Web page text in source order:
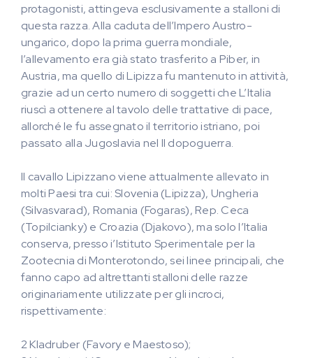
protagonisti, attingeva esclusivamente a stalloni di
questa razza. Alla caduta dell’Impero Austro-
ungarico, dopo la prima guerra mondiale,
l’allevamento era già stato trasferito a Piber, in
Austria, ma quello di Lipizza fu mantenuto in attività,
grazie ad un certo numero di soggetti che L’Italia
riuscì a ottenere al tavolo delle trattative di pace,
allorché le fu assegnato il territorio istriano, poi
passato alla Jugoslavia nel II dopoguerra.
II cavallo Lipizzano viene attualmente allevato in
molti Paesi tra cui: Slovenia (Lipizza), Ungheria
(Silvasvarad), Romania (Fogaras), Rep. Ceca
(Topilcianky) e Croazia (Djakovo), ma solo l’Italia
conserva, presso i’Istituto Sperimentale per la
Zootecnia di Monterotondo, sei linee principali, che
fanno capo ad altrettanti stalloni delle razze
originariamente utilizzate per gli incroci,
rispettivamente:
2 Kladruber (Favory e Maestoso);